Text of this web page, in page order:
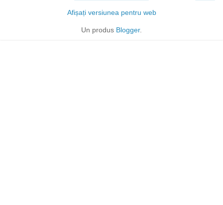
Afișați versiunea pentru web
Un produs Blogger.